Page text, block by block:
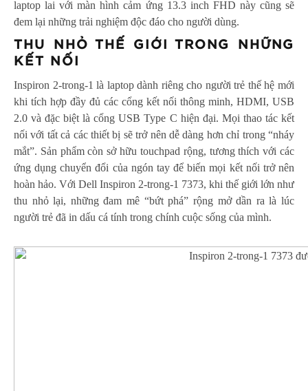
laptop lai với màn hình cảm ứng 13.3 inch FHD này cũng sẽ
đem lại những trải nghiệm độc đáo cho người dùng.
THU NHỎ THẾ GIỚI TRONG NHỮNG
KẾT NỐI
Inspiron 2-trong-1 là laptop dành riêng cho người trẻ thế hệ mới
khi tích hợp đầy đủ các cổng kết nối thông minh, HDMI, USB
2.0 và đặc biệt là cổng USB Type C hiện đại. Mọi thao tác kết
nối với tất cả các thiết bị sẽ trở nên dễ dàng hơn chỉ trong “nháy
mắt”. Sản phẩm còn sở hữu touchpad rộng, tương thích với các
ứng dụng chuyển đổi của ngón tay để biến mọi kết nối trở nên
hoàn hảo. Với Dell Inspiron 2-trong-1 7373, khi thế giới lớn như
thu nhỏ lại, những đam mê “bứt phá” rộng mở dần ra là lúc
người trẻ đã in dấu cá tính trong chính cuộc sống của mình.